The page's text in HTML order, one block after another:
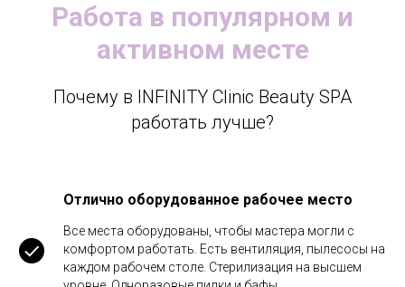
Работа в популярном и
активном месте
Почему в INFINITY Clinic Beauty SPA
работать лучше?
Отлично оборудованное рабочее место
Все места оборудованы, чтобы мастера могли с
комфортом работать. Есть вентиляция, пылесосы на
каждом рабочем столе. Стерилизация на высшем